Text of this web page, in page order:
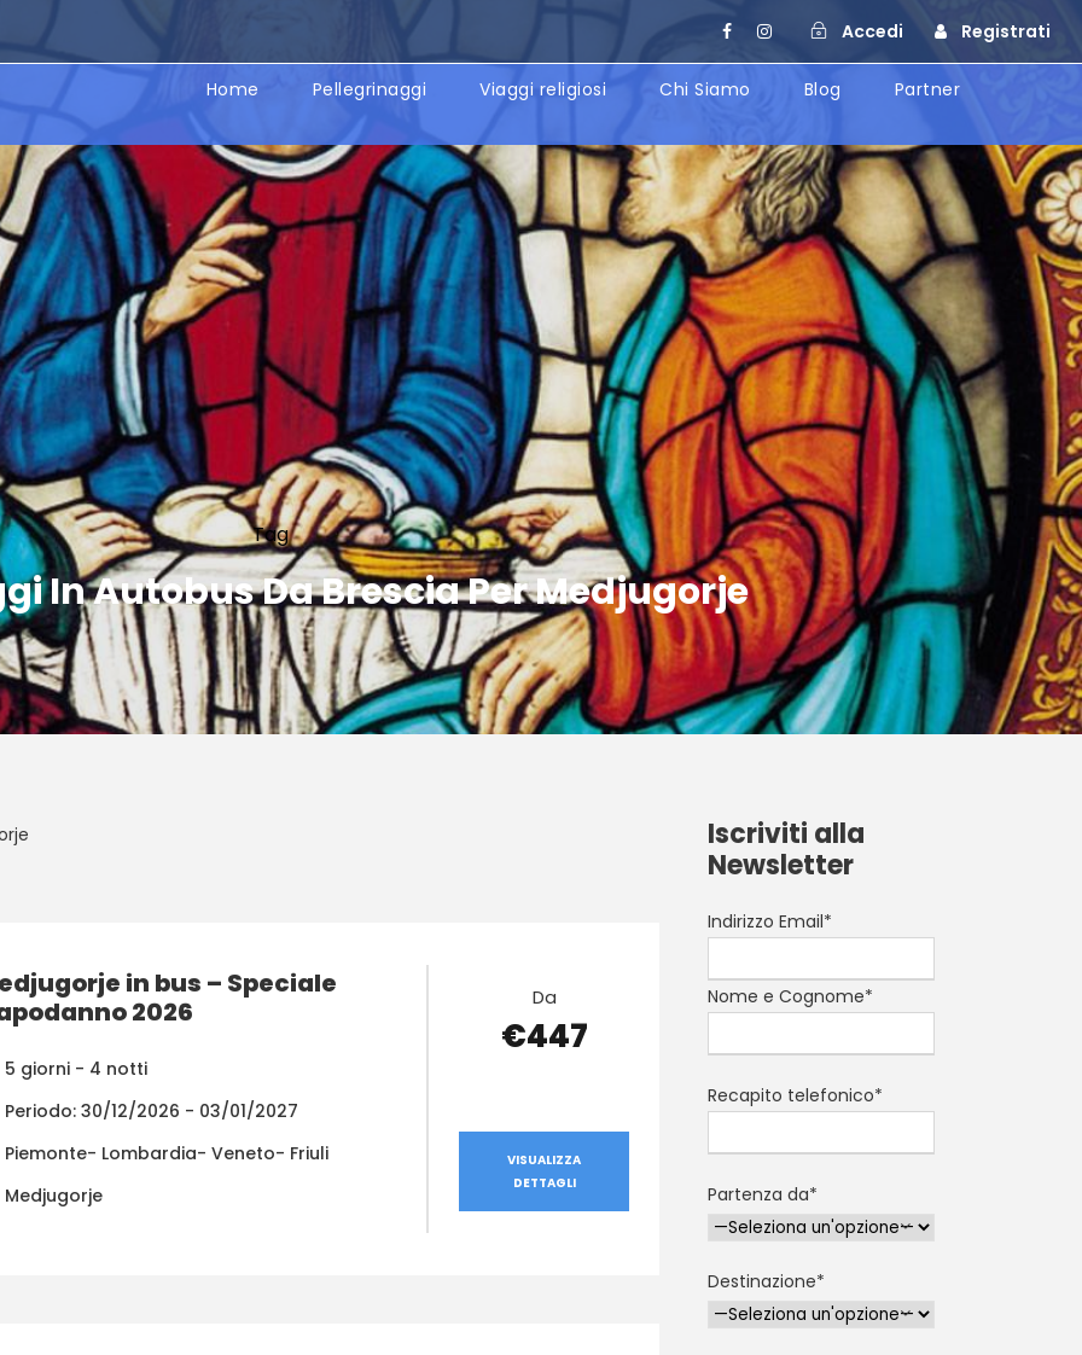
Accedi Registrati
Home Pellegrinaggi Viaggi religiosi Chi Siamo Blog Partner
Tag
In Autobus Da Brescia Per Medjugorje
in bus – Speciale
2026
5 giorni - 4 notti
Periodo: 30/12/2026 - 03/01/2027
Piemonte- Lombardia- Veneto- Friuli
Medjugorje
Da
€447
VISUALIZZA
DETTAGLI
Iscriviti alla
Newsletter
Indirizzo Email*
Nome e Cognome*
Recapito telefonico*
Partenza da*
Destinazione*